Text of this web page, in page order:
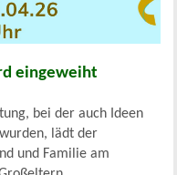
eingeweiht
bei der auch Ideen
lädt der
und Familie am